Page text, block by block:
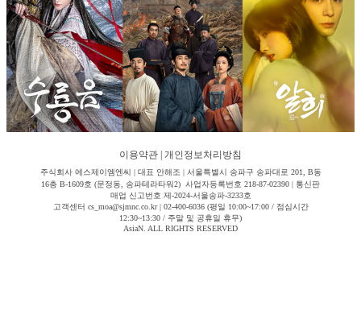
이용약관 개인정보처리방침
주식회사 에스제이엠엔씨 | 대표 안해조 | 서울특별시 송파구 송파대로 201, B동
16층 B-1609호 (문정동, 송파테라타워2) 사업자등록번호 218-87-02390 | 통신판
매업 신고번호 제-2024-서울송파-3233호
고객센터 cs_moa@sjmnc.co.kr | 02-400-6036 (평일 10:00~17:00 / 점심시간
12:30~13:30 / 주말 및 공휴일 휴무)
AsiaN. ALL RIGHTS RESERVED